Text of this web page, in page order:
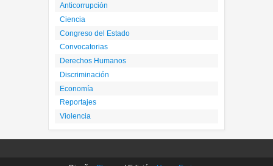
Anticorrupción
Ciencia
Congreso del Estado
Convocatorias
Derechos Humanos
Discriminación
Economía
Reportajes
Violencia